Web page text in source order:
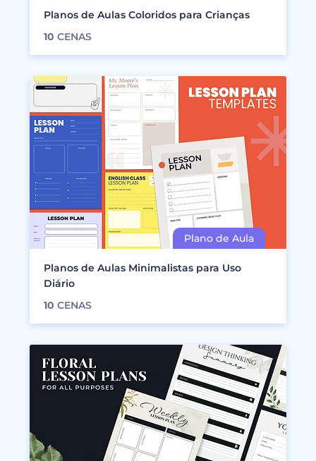
Planos de Aulas Coloridos para Crianças
10 CENAS
Planos de Aulas Minimalistas para Uso
Diário
10 CENAS